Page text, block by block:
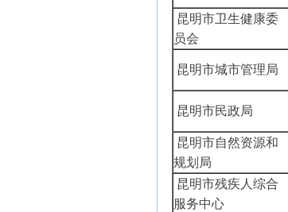
昆明市卫生健康委
员会
昆明市城市管理局
昆明市民政局
昆明市自然资源和
规划局
昆明市残疾人综合
服务中心